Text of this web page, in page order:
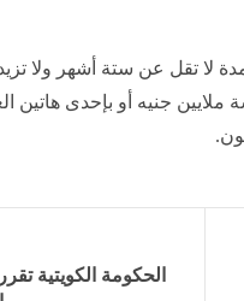
لا تقل عن ستة أشهر ولا
ملايين جنيه أو بإحدى هاتين
الحكومة الكويتية